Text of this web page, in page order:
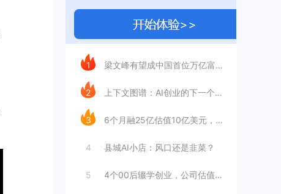
今日推荐
1 梁文峰有望成中国首位万亿富豪？AI理工男
2 上下文图谱：AI创业的下一个万亿赛道
3 6个月融25亿估值10亿美元，王长虎增长
4 县城AI小店：风口还是韭菜？
5 4个00后辍学创业，公司估值4099亿